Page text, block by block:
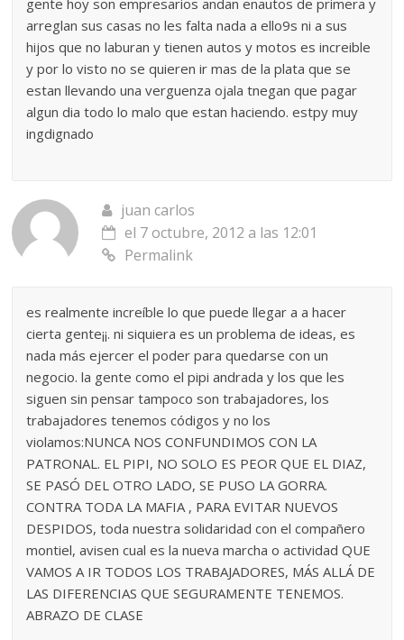
arreglan sus casas no les falta nada a ello9s ni a sus
hijos que no laburan y tienen autos y motos es increible
y por lo visto no se quieren ir mas de la plata que se
estan llevando una verguenza ojala tnegan que pagar
algun dia todo lo malo que estan haciendo. estpy muy
ingdignado
juan carlos
el 7 octubre, 2012 a las 12:01
Permalink
es realmente increíble lo que puede llegar a a hacer
cierta gente¡¡. ni siquiera es un problema de ideas, es
nada más ejercer el poder para quedarse con un
negocio. la gente como el pipi andrada y los que les
siguen sin pensar tampoco son trabajadores, los
trabajadores tenemos códigos y no los
violamos:NUNCA NOS CONFUNDIMOS CON LA
PATRONAL. EL PIPI, NO SOLO ES PEOR QUE EL DIAZ,
SE PASÓ DEL OTRO LADO, SE PUSO LA GORRA.
CONTRA TODA LA MAFIA , PARA EVITAR NUEVOS
DESPIDOS, toda nuestra solidaridad con el compañero
montiel, avisen cual es la nueva marcha o actividad QUE
VAMOS A IR TODOS LOS TRABAJADORES, MÁS ALLÁ DE
LAS DIFERENCIAS QUE SEGURAMENTE TENEMOS.
ABRAZO DE CLASE